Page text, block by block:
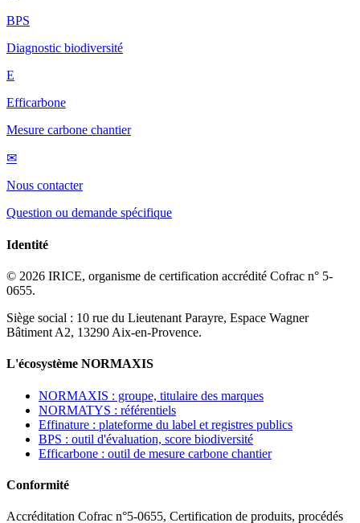
BPS
Diagnostic biodiversité
E
Efficarbone
Mesure carbone chantier
✉
Nous contacter
Question ou demande spécifique
Identité
© 2026 IRICE, organisme de certification accrédité Cofrac n° 5-
0655.
Siège social : 10 rue du Lieutenant Parayre, Espace Wagner
Bâtiment A2, 13290 Aix-en-Provence.
L'écosystème NORMAXIS
NORMAXIS : groupe, titulaire des marques
NORMATYS : référentiels
Effinature : plateforme du label et registres publics
BPS : outil d'évaluation, score biodiversité
Efficarbone : outil de mesure carbone chantier
Conformité
Accréditation Cofrac n°5-0655, Certification de produits, procédés